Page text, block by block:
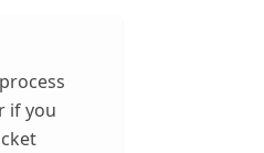
if you